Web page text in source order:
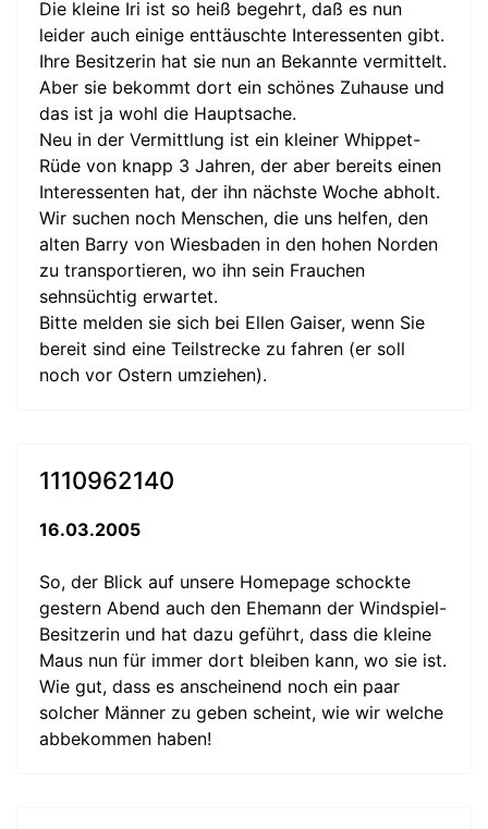
Die kleine Iri ist so heiß begehrt, daß es nun
leider auch einige enttäuschte Interessenten gibt.
Ihre Besitzerin hat sie nun an Bekannte vermittelt.
Aber sie bekommt dort ein schönes Zuhause und
das ist ja wohl die Hauptsache.
Neu in der Vermittlung ist ein kleiner Whippet-
Rüde von knapp 3 Jahren, der aber bereits einen
Interessenten hat, der ihn nächste Woche abholt.
Wir suchen noch Menschen, die uns helfen, den
alten Barry von Wiesbaden in den hohen Norden
zu transportieren, wo ihn sein Frauchen
sehnsüchtig erwartet.
Bitte melden sie sich bei Ellen Gaiser, wenn Sie
bereit sind eine Teilstrecke zu fahren (er soll
noch vor Ostern umziehen).
1110962140
16.03.2005
So, der Blick auf unsere Homepage schockte
gestern Abend auch den Ehemann der Windspiel-
Besitzerin und hat dazu geführt, dass die kleine
Maus nun für immer dort bleiben kann, wo sie ist.
Wie gut, dass es anscheinend noch ein paar
solcher Männer zu geben scheint, wie wir welche
abbekommen haben!